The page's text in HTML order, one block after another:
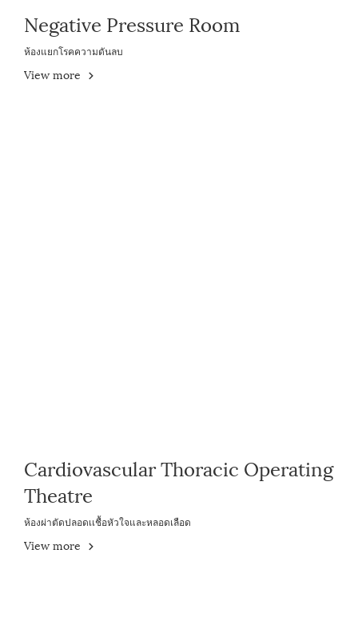
Negative Pressure Room
ห้องแยกโรคความดันลบ
View more
Cardiovascular Thoracic Operating
Theatre
ห้องผ่าตัดปลอดเเชื้อหัวใจและหลอดเลือด
View more